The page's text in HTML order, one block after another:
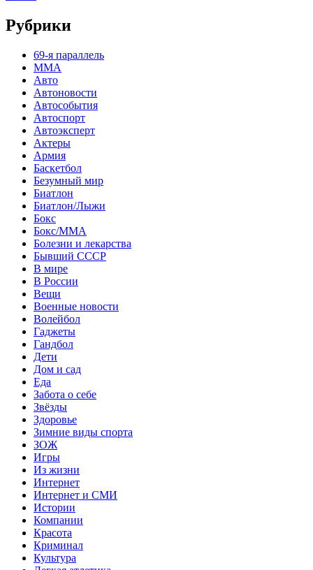
Рубрики
69-я параллель
MMA
Авто
Автоновости
Автособытия
Автоспорт
Автоэксперт
Актеры
Армия
Баскетбол
Безумный мир
Биатлон
Биатлон/Лыжи
Бокс
Бокс/MMA
Болезни и лекарства
Бывший СССР
В мире
В России
Вещи
Военные новости
Волейбол
Гаджеты
Гандбол
Дети
Дом и сад
Еда
Забота о себе
Звёзды
Здоровье
Зимние виды спорта
ЗОЖ
Игры
Из жизни
Интернет
Интернет и СМИ
Истории
Компании
Красота
Криминал
Культура